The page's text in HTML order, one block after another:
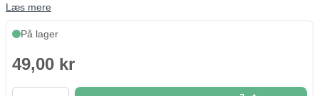
Læs mere
På lager
49,00 kr
Antal